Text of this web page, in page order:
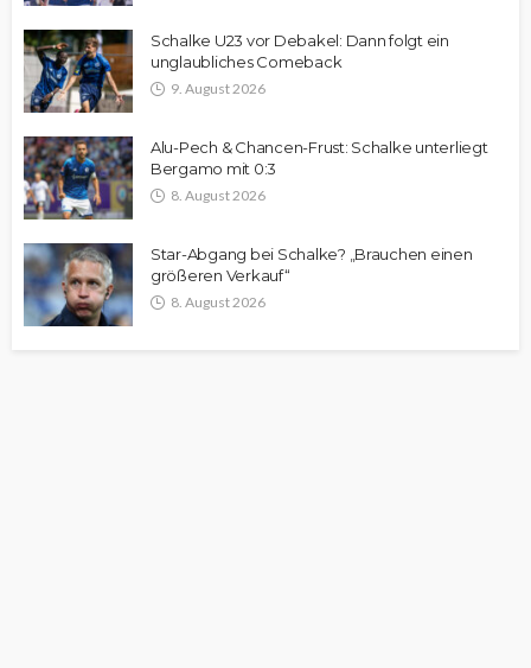
Schalke U23 vor Debakel: Dann folgt ein
unglaubliches Comeback
9. August 2026
Alu-Pech & Chancen-Frust: Schalke unterliegt
Bergamo mit 0:3
8. August 2026
Star-Abgang bei Schalke? „Brauchen einen
größeren Verkauf“
8. August 2026